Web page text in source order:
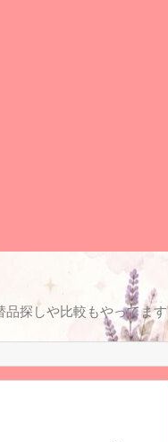
品探しや比較もやってます